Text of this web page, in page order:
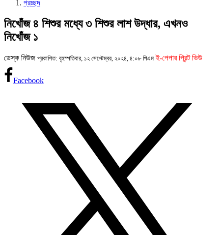
প্রচ্ছদ
নিখোঁজ ৪ শিশুর মধ্যে ৩ শিশুর লাশ উদ্ধার, এখনও
নিখোঁজ ১
ডেস্ক নিউজ প্রকাশিত: বৃহস্পতিবার, ১২ সেপ্টেম্বর, ২০২৪, ৪:০৮ পিএম ই-পেপার প্রিন্ট ভিউ
Facebook